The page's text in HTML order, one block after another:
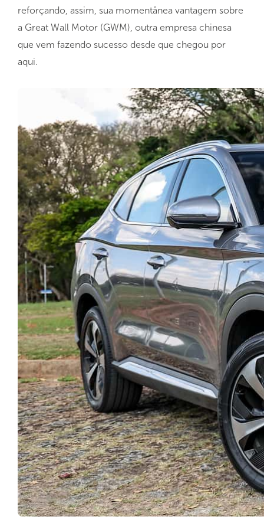
reforçando, assim, sua momentânea vantagem sobre
a Great Wall Motor (GWM), outra empresa chinesa
que vem fazendo sucesso desde que chegou por
aqui.